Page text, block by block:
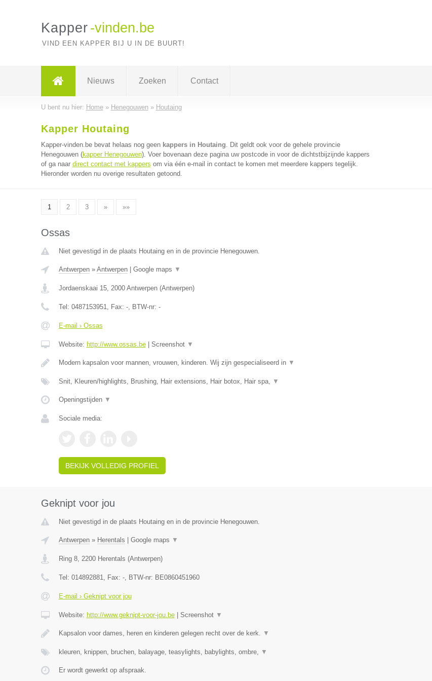
Kapper -vinden.be
VIND EEN KAPPER BIJ U IN DE BUURT!
Nieuws Zoeken Contact
U bent nu hier: Home» Henegouwen» Houtaing
Kapper Houtaing
Kapper-vinden.be bevat helaas nog geen kappers in Houtaing. Dit geldt ook voor de gehele provincie
Henegouwen (kapper Henegouwen). Voer bovenaan deze pagina uw postcode in voor de dichtstbijzijnde kappers
of ga naar direct contact met kappers om via één e-mail in contact te komen met meerdere kappers tegelijk.
Hieronder worden nu overige resultaten getoond.
1 2 3 » »»
Ossas
Niet gevestigd in de plaats Houtaing en in de provincie Henegouwen.
Antwerpen» Antwerpen| Google maps ▼
Jordaenskaai 15, 2000 Antwerpen(Antwerpen)
Tel: 0487153951, Fax: -, BTW-nr: -
E-mail › Ossas
Website: http://www.ossas.be| Screenshot ▼
Modern kapsalon voor mannen, vrouwen, kinderen. Wij zijn gespecialiseerd in ▼
Snit, Kleuren/highlights, Brushing, Hair extensions, Hair botox, Hair spa, ▼
Openingstijden ▼
Sociale media:
BEKIJK VOLLEDIG PROFIEL
Geknipt voor jou
Niet gevestigd in de plaats Houtaing en in de provincie Henegouwen.
Antwerpen» Herentals Google maps ▼
Ring 8, 2200 Herentals (Antwerpen)
Tel: 014892881, Fax: -, BTW-nr: BE0860451960
E-mail › Geknipt voor jou
Website: http://www.geknipt-voor-jou.be| Screenshot ▼
Kapsalon voor dames, heren en kinderen gelegen recht over de kerk. ▼
kleuren, knippen, bruchen, balayage, teasylights, babylights, ombre, ▼
Er wordt gewerkt op afspraak.